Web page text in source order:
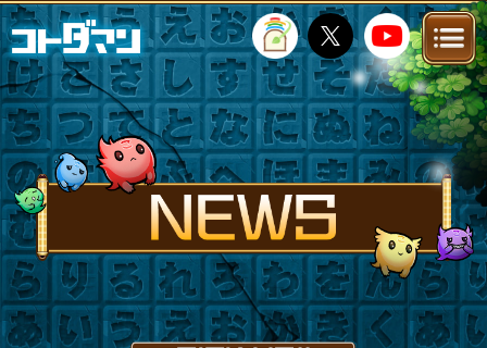
TOP STORY NEWS
FANKIT FAQ